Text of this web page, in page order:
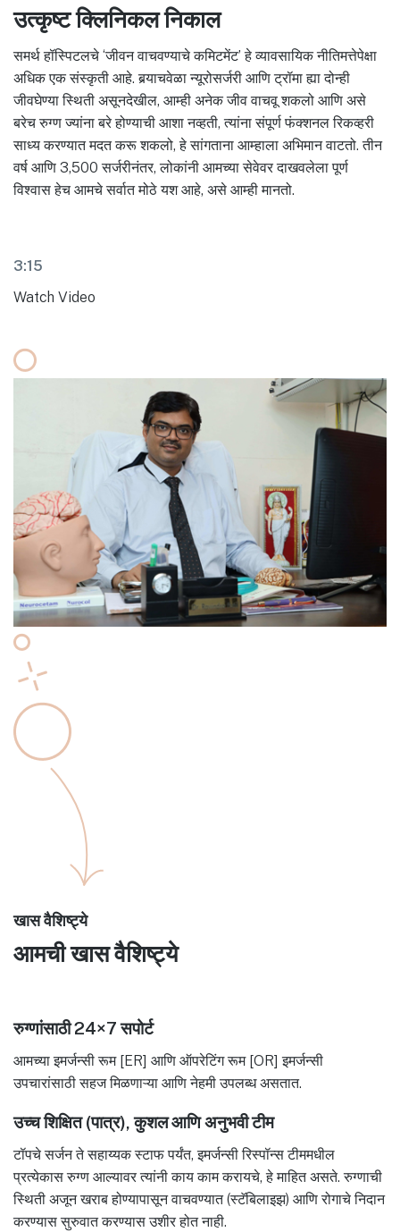
उत्कृष्ट क्लिनिकल निकाल
समर्थ हॉस्पिटलचे ‘जीवन वाचवण्याचे कमिटमेंट’ हे व्यावसायिक नीतिमत्तेपेक्षा
अधिक एक संस्कृती आहे. बर्‍याचवेळा न्यूरोसर्जरी आणि ट्रॉमा ह्या दोन्ही
जीवघेण्या स्थिती असूनदेखील, आम्ही अनेक जीव वाचवू शकलो आणि असे
बरेच रुग्ण ज्यांना बरे होण्याची आशा नव्हती, त्यांना संपूर्ण फंक्शनल रिकव्हरी
साध्य करण्यात मदत करू शकलो, हे सांगताना आम्हाला अभिमान वाटतो. तीन
वर्ष आणि 3,500 सर्जरीनंतर, लोकांनी आमच्या सेवेवर दाखवलेला पूर्ण
विश्वास हेच आमचे सर्वात मोठे यश आहे, असे आम्ही मानतो.
3:15
Watch Video
खास वैशिष्ट्ये
आमची खास वैशिष्ट्ये
रुग्णांसाठी 24×7 सपोर्ट
आमच्या इमर्जन्सी रूम [ER] आणि ऑपरेटिंग रूम [OR] इमर्जन्सी
उपचारांसाठी सहज मिळणाऱ्या आणि नेहमी उपलब्ध असतात.
उच्च शिक्षित (पात्र), कुशल आणि अनुभवी टीम
टॉपचे सर्जन ते सहाय्यक स्टाफ पर्यंत, इमर्जन्सी रिस्पॉन्स टीममधील
प्रत्येकास रुग्ण आल्यावर त्यांनी काय काम करायचे, हे माहित असते. रुग्णाची
स्थिती अजून खराब होण्यापासून वाचवण्यात (स्टॅबिलाइझ) आणि रोगाचे निदान
करण्यास सुरुवात करण्यास उशीर होत नाही.